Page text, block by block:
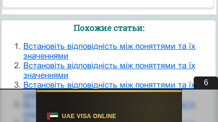
Похожие статьи:
Встановіть відповідність між поняттями та їх
значеннями
Встановіть відповідність між поняттями та їх
значеннями
Встановіть відповідність між поняттями та їх
значеннями
Встановіть відповідність між поняттями та їх
значеннями
5